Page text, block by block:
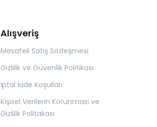
Alışveriş
Mesafeli Satış Sözleşmesi
Gizlilik ve Güvenlik Politikası
İptal İade Koşulları
Kişisel Verilerin Korunması ve
Gizlilik Politakası